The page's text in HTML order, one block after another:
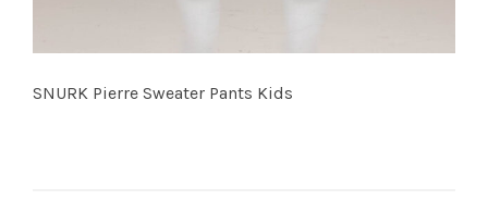
SNURK Pierre Sweater Pants Kids